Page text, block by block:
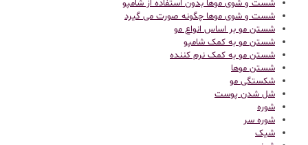
شست و شوی موها بدون استفاده از شامپو
شست و شوی موها چگونه صورت می گیرد
شستن مو بر اساس انواع مو
شستن مو به کمک شامپو
شستن مو به کمک نرم کننده
شستن موها
شکستگی مو
شل شدن پوست
شوره
شوره سر
شیک